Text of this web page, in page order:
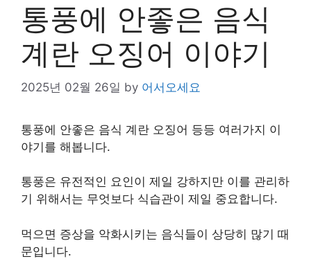
통풍에 안좋은 음식
계란 오징어 이야기
2025년 02월 26일 by 어서오세요
통풍에 안좋은 음식 계란 오징어 등등 여러가지 이
야기를 해봅니다.
통풍은 유전적인 요인이 제일 강하지만 이를 관리하
기 위해서는 무엇보다 식습관이 제일 중요합니다.
먹으면 증상을 악화시키는 음식들이 상당히 많기 때
문입니다.